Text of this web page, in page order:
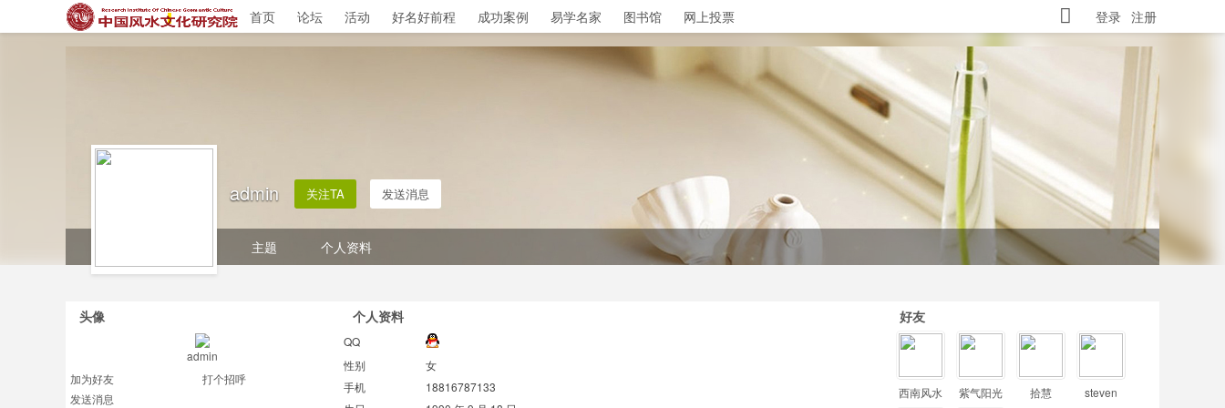
首页 论坛 活动 好名好前程 成功案例 易学名家 图书馆 网上投票 登录 注册
admin 关注TA 发送消息
主题 个人资料
头像
admin
加为好友
打个招呼
发送消息
个人资料
QQ
性别
女
手机
18816787133
好友
西南风水 紫气阳光 拾慧 steven